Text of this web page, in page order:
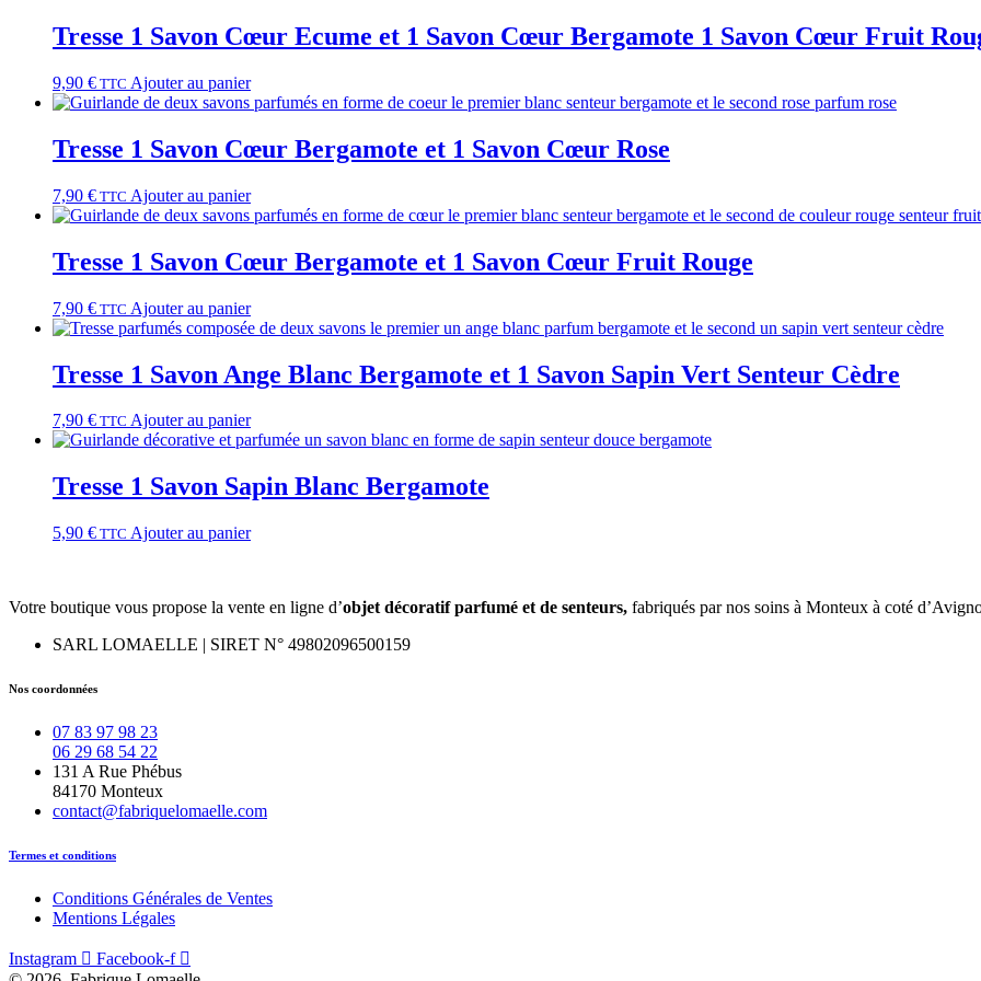
Tresse 1 Savon Cœur Ecume et 1 Savon Cœur Bergamote 1 Savon Cœur Fruit
9,90 € TTC Ajouter au panier
Tresse 1 Savon Cœur Bergamote et 1 Savon Cœur Rose
7,90 € TTC Ajouter au panier
Tresse 1 Savon Cœur Bergamote et 1 Savon Cœur Fruit Rouge
7,90 € TTC Ajouter au panier
Tresse 1 Savon Ange Blanc Bergamote et 1 Savon Sapin Vert Senteur Cèdre
7,90 € TTC Ajouter au panier
Tresse 1 Savon Sapin Blanc Bergamote
5,90 € TTC Ajouter au panier
Votre boutique vous propose la vente en ligne d’objet décoratif parfumé et de senteurs, fabriqués par nos soins à Monteux à coté
SARL LOMAELLE | SIRET N° 49802096500159
Nos coordonnées
07 83 97 98 23
06 29 68 54 22
131 A Rue Phébus
84170 Monteux
contact@fabriquelomaelle.com
Termes et conditions
Conditions Générales de Ventes
Mentions Légales
Instagram
Facebook-f